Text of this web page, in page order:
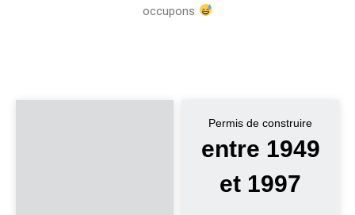
occupons
Permis de construire
entre 1949
et 1997